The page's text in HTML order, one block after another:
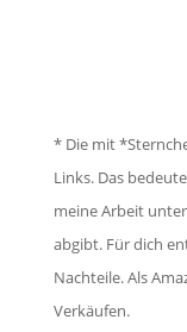
* Die mit
Links. Das
meine Arbeit
abgibt. Für dich
Nachteile. Als
Verkäufen.